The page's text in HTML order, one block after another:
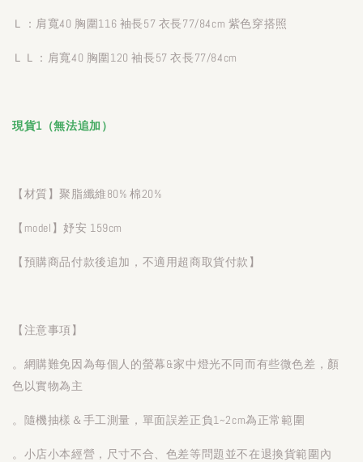
Ｌ：肩寬40 胸圍116 袖長57 衣長77/84cm 紫色穿搭照
ＬＬ：肩寬40 胸圍120 袖長57 衣長77/84cm
現貨1（無法追加）
【材質】聚脂纖維80% 棉20%
【model】妤安 159cm
【預購商品付款後追加，不適用超商取貨付款】
【注意事項】
。網購難免因為每個人的螢幕&家中燈光不同而有些微色差，顏
色以實物為主
。隨機抽樣＆手工測量，單面誤差正負1~2cm為正常範圍
。小店小本經營，尺寸不合、色差等問題並不在退換貨範圍內